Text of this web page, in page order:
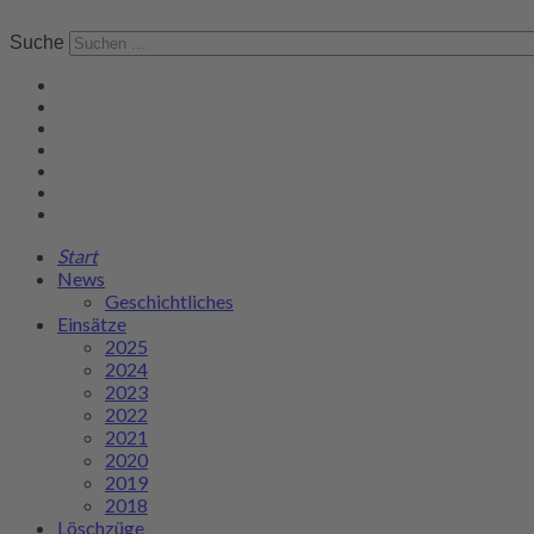
Suche
Start
News
Geschichtliches
Einsätze
2025
2024
2023
2022
2021
2020
2019
2018
Löschzüge